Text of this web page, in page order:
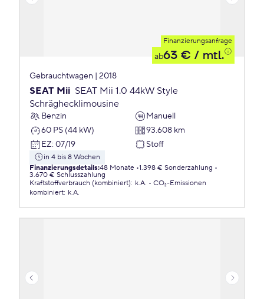
Finanzierungsanfrage
ab63 € / mtl.
Gebrauchtwagen | 2018
SEAT Mii SEAT Mii 1.0 44kW Style
Schräghecklimousine
Benzin
Manuell
60 PS (44 kW)
93.608 km
EZ: 07/19 Stoff
in 4 bis 8 Wochen
Finanzierungsdetails:48 Monate 1.398 € Sonderzahlung
3.670 € Schlusszahlung
Kraftstoffverbrauch (kombiniert): k.A.
CO₂-Emissionen
kombiniert: k.A.